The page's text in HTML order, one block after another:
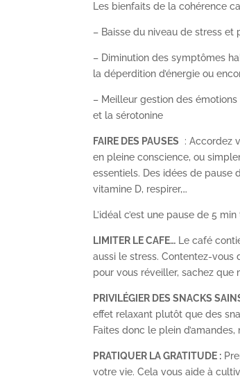
Les bienfaits de la cohérence
– Baisse du niveau de stress et
– Diminution des symptômes
la déperdition d’énergie ou
– Meilleur gestion des
et la sérotonine
FAIRE DES PAUSES : Accordez
en pleine conscience, ou
essentiels. Des idées de pause
vitamine D, respirer,…
L’idéal c’est une pause de 5
LIMITER LE CAFE… Le café
aussi le stress. Contentez-vous
pour vous réveiller, sachez
PRIVILÉGIER DES SNACKS
effet relaxant plutôt que des
Faites donc le plein
PRATIQUER LA GRATITUDE :
votre vie. Cela vous aide à